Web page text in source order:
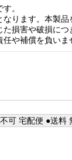
。
ります。本製品
た損害や破損に
任や補償を負いま
可 宅配便 ●送料